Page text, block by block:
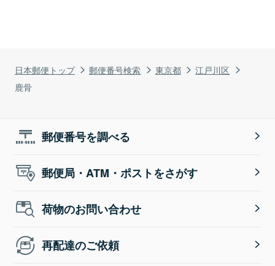
日本郵便トップ 郵便番号検索 東京都
江戸川区
鹿骨
郵便番号を調べる
郵便局・ATM・ポストをさがす
荷物のお問い合わせ
再配達のご依頼